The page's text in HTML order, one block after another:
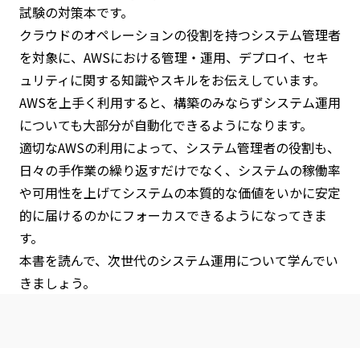
試験の対策本です。
クラウドのオペレーションの役割を持つシステム管理者
を対象に、AWSにおける管理・運用、デプロイ、セキ
ュリティに関する知識やスキルをお伝えしています。
AWSを上手く利用すると、構築のみならずシステム運用
についても大部分が自動化できるようになります。
適切なAWSの利用によって、システム管理者の役割も、
日々の手作業の繰り返すだけでなく、システムの稼働率
や可用性を上げてシステムの本質的な価値をいかに安定
的に届けるのかにフォーカスできるようになってきま
す。
本書を読んで、次世代のシステム運用について学んでい
きましょう。